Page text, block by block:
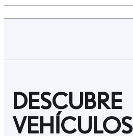
DESCUBRE
VEHÍCULOS